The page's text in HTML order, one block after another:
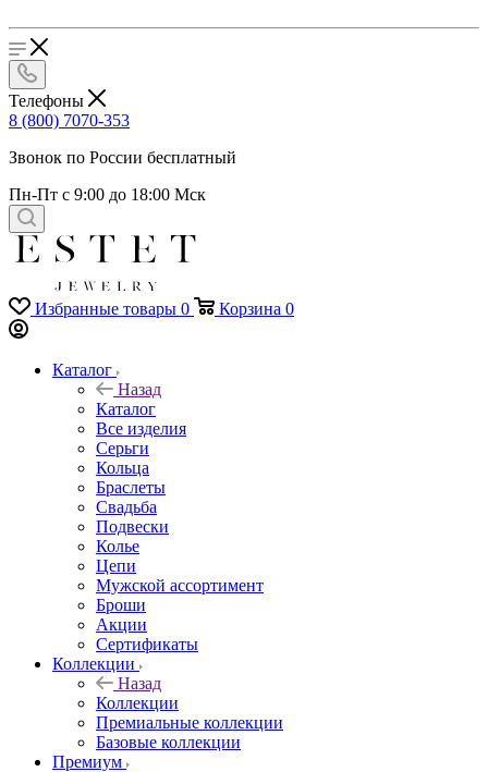
Телефоны
8 (800) 7070-353
Звонок по России бесплатный
Пн-Пт с 9:00 до 18:00 Мск
Избранные товары 0 Корзина 0
Каталог
Назад
Каталог
Все изделия
Серьги
Кольца
Браслеты
Свадьба
Подвески
Колье
Цепи
Мужской ассортимент
Броши
Акции
Сертификаты
Коллекции
Назад
Коллекции
Премиальные коллекции
Базовые коллекции
Премиум